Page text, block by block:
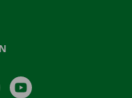
LinkedIn